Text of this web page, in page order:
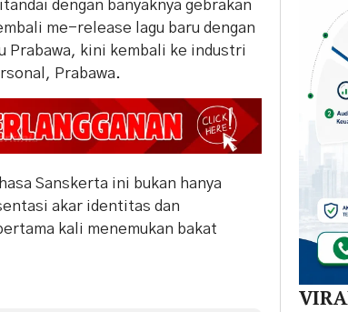
dengan banyaknya gebrakan
me-release lagu baru dengan
Prabawa, kini kembali ke industri
Prabawa.
Sanskerta ini bukan hanya
akar identitas dan
kali menemukan bakat